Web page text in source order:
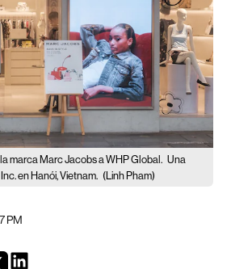
marca Marc Jacobs a WHP Global. Una
en Hanói, Vietnam. (Linh Pham)
PM